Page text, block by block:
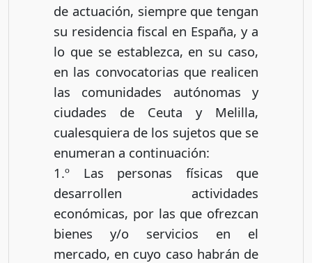
de actuación, siempre que tengan
su residencia fiscal en España, y a
lo que se establezca, en su caso,
en las convocatorias que realicen
las comunidades autónomas y
ciudades de Ceuta y Melilla,
cualesquiera de los sujetos que se
enumeran a continuación:
1.º Las personas físicas que
desarrollen actividades
económicas, por las que ofrezcan
bienes y/o servicios en el
mercado, en cuyo caso habrán de